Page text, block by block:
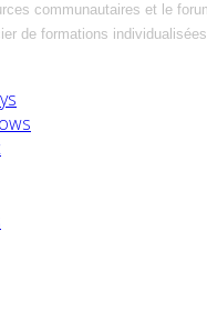
communautaires et le
de formations